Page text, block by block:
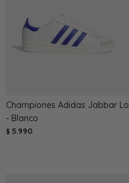
Championes Adidas Jabbar Lo
- Blanco
$ 5.990